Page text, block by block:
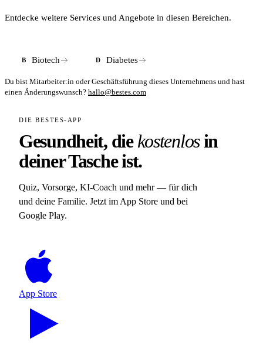
virtuelle Modell senkt Kapitalaufwand, schränkt aber eigene
Entdecke weitere Services und Angebote in diesen Bereichen.
B Biotech D Diabetes
Du bist Mitarbeiter:in oder Geschäftsführung dieses Unternehmens und hast
einen Änderungswunsch? hallo@bestes.com
DIE BESTES-APP
Gesundheit, diekostenlosin
deiner Tasche ist.
Quiz, Vorsorge, KI-Coach und mehr — für dich
und deine Familie. Jetzt im App Store und bei
Google Play.
App Store